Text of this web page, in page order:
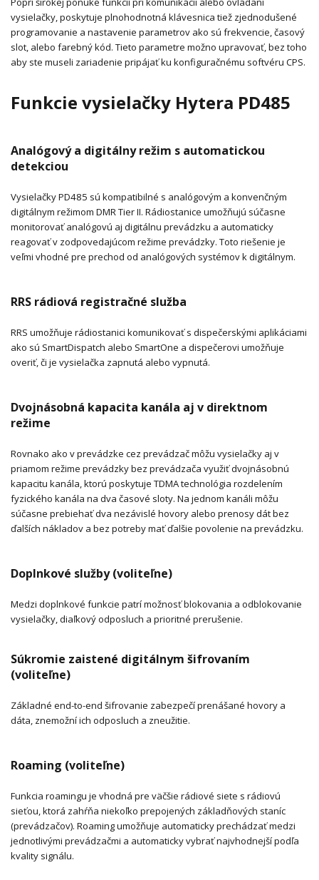
vysielačky, poskytuje plnohodnotná klávesnica tiež zjednodušené
programovanie a nastavenie parametrov ako sú frekvencie, časový
slot, alebo farebný kód. Tieto parametre možno upravovať, bez toho
aby ste museli zariadenie pripájať ku konfiguračnému softvéru CPS.
Funkcie vysielačky Hytera PD485
Analógový a digitálny režim s automatickou
detekciou
Vysielačky PD485 sú kompatibilné s analógovým a konvenčným
digitálnym režimom DMR Tier II. Rádiostanice umožňujú súčasne
monitorovať analógovú aj digitálnu prevádzku a automaticky
reagovať v zodpovedajúcom režime prevádzky. Toto riešenie je
veľmi vhodné pre prechod od analógových systémov k digitálnym.
RRS rádiová registračné služba
RRS umožňuje rádiostanici komunikovať s dispečerskými aplikáciami
ako sú SmartDispatch alebo SmartOne a dispečerovi umožňuje
overiť, či je vysielačka zapnutá alebo vypnutá.
Dvojnásobná kapacita kanála aj v direktnom
režime
Rovnako ako v prevádzke cez prevádzač môžu vysielačky aj v
priamom režime prevádzky bez prevádzača využiť dvojnásobnú
kapacitu kanála, ktorú poskytuje TDMA technológia rozdelením
fyzického kanála na dva časové sloty. Na jednom kanáli môžu
súčasne prebiehať dva nezávislé hovory alebo prenosy dát bez
ďalších nákladov a bez potreby mať ďalšie povolenie na prevádzku.
Doplnkové služby (voliteľne)
Medzi doplnkové funkcie patrí možnosť blokovania a odblokovanie
vysielačky, diaľkový odposluch a prioritné prerušenie.
Súkromie zaistené digitálnym šifrovaním
(voliteľne)
Základné end-to-end šifrovanie zabezpečí prenášané hovory a
dáta, znemožní ich odposluch a zneužitie.
Roaming (voliteľne)
Funkcia roamingu je vhodná pre väčšie rádiové siete s rádiovú
sieťou, ktorá zahŕňa niekoľko prepojených základňových staníc
(prevádzačov). Roaming umožňuje automaticky prechádzať medzi
jednotlivými prevádzačmi a automaticky vybrať najvhodnejší podľa
kvality signálu.